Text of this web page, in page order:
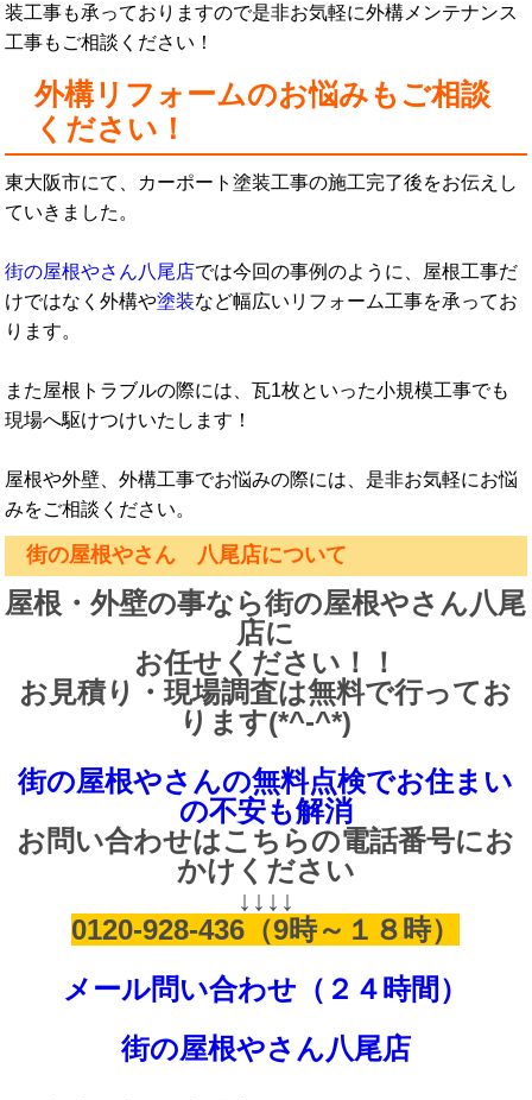
装工事も承っておりますので是非お気軽に外構メンテナンス
工事もご相談ください！
外構リフォームのお悩みもご相談
ください！
東大阪市にて、カーポート塗装工事の施工完了後をお伝えし
ていきました。
街の屋根やさん八尾店では今回の事例のように、屋根工事だ
けではなく外構や塗装など幅広いリフォーム工事を承ってお
ります。
また屋根トラブルの際には、瓦1枚といった小規模工事でも
現場へ駆けつけいたします！
屋根や外壁、外構工事でお悩みの際には、是非お気軽にお悩
みをご相談ください。
街の屋根やさん 八尾店について
屋根・外壁の事なら街の屋根やさん八尾
店に
お任せください！！
お見積り・現場調査は無料で行ってお
ります(*^-^*)
街の屋根やさんの無料点検でお住まい
の不安も解消
お問い合わせはこちらの電話番号にお
かけください
↓↓↓↓
0120-928-436（9時～１８時）
メール問い合わせ（２４時間）
街の屋根やさん八尾店